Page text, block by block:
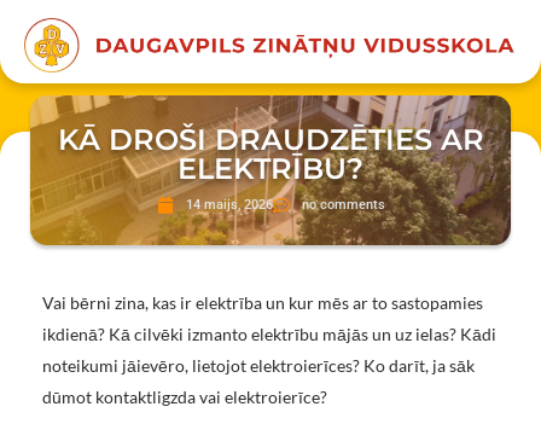
KĀ DROŠI DRAUDZĒTIES AR
ELEKTRĪBU?
14 maijs, 2026 no comments
Vai bērni zina, kas ir elektrība un kur mēs ar to sastopamies
ikdienā? Kā cilvēki izmanto elektrību mājās un uz ielas? Kādi
noteikumi jāievēro, lietojot elektroierīces? Ko darīt, ja sāk
dūmot kontaktligzda vai elektroierīce?